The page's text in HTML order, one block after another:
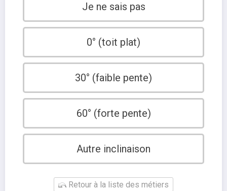
Je ne sais pas
0° (toit plat)
30° (faible pente)
60° (forte pente)
Autre inclinaison
Retour à la liste des métiers